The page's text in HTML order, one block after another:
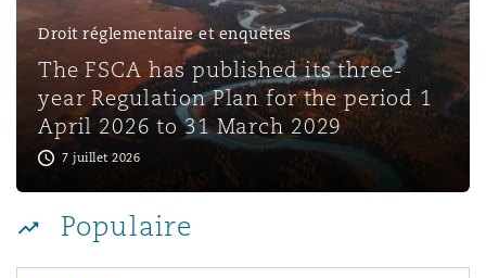
Satellites et espace
Responsabilité du fabricant
produits
Assurance biens
County
The St Botolph Building
Droit réglementaire et enquêtes
The FSCA has published its three-
year Regulation Plan for the period 1
April 2026 to 31 March 2029
7 juillet 2026
Populaire